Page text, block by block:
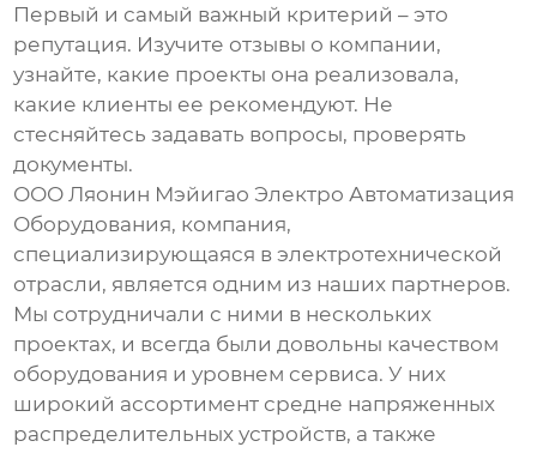
Первый и самый важный критерий – это
репутация. Изучите отзывы о компании,
узнайте, какие проекты она реализовала,
какие клиенты ее рекомендуют. Не
стесняйтесь задавать вопросы, проверять
документы.
ООО Ляонин Мэйигао Электро Автоматизация
Оборудования, компания,
специализирующаяся в электротехнической
отрасли, является одним из наших партнеров.
Мы сотрудничали с ними в нескольких
проектах, и всегда были довольны качеством
оборудования и уровнем сервиса. У них
широкий ассортимент средне напряженных
распределительных устройств, а также